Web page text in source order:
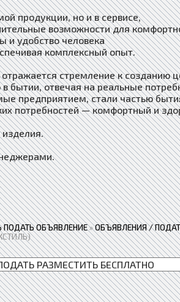
продукции, но и в сервисе,
возможности для
и удобство человека
комплексный опыт.
стремление к созданию
бытии, отвечая на реальные
предприятием, стали частью
потребностей — комфортный и
ПОДАТЬ ОБЪЯВЛЕНИЕ»ОБЪЯВЛЕНИЯ /